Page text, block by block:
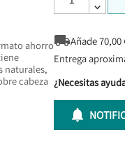
ahorro
naturales,
cabeza
Añade70,00
Entrega
¿Necesitas
